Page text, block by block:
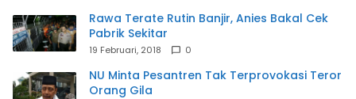
Rawa Terate Rutin Banjir, Anies Bakal Cek
Pabrik Sekitar
19 Februari, 2018 0
NU Minta Pesantren Tak Terprovokasi Teror
Orang Gila